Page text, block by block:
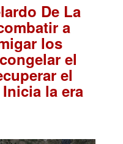
De La
a
los
el
el
la era